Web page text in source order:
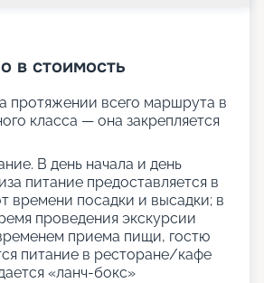
в стоимость
протяжении всего маршрута в
класса — она закрепляется
В день начала и день
питание предоставляется в
времени посадки и высадки; в
проведения экскурсии
приема пищи, гостю
питание в ресторане/кафе
«ланч-бокс»